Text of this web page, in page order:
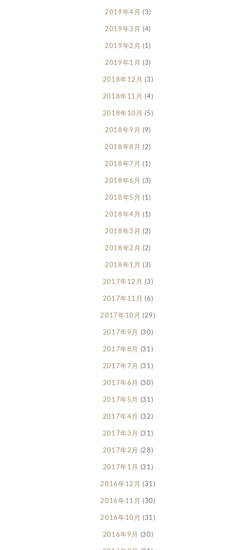
2019年4月 (3)
2019年3月 (4)
2019年2月 (1)
2019年1月 (3)
2018年12月 (3)
2018年11月 (4)
2018年10月 (5)
2018年9月 (9)
2018年8月 (2)
2018年7月 (1)
2018年6月 (3)
2018年5月 (1)
2018年4月 (1)
2018年3月 (2)
2018年2月 (2)
2018年1月 (3)
2017年12月 (3)
2017年11月 (6)
2017年10月 (29)
2017年9月 (30)
2017年8月 (31)
2017年7月 (31)
2017年6月 (30)
2017年5月 (31)
2017年4月 (32)
2017年3月 (31)
2017年2月 (28)
2017年1月 (31)
2016年12月 (31)
2016年11月 (30)
2016年10月 (31)
2016年9月 (30)